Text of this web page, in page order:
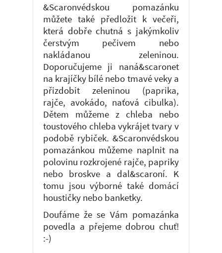
&Scaronvédskou pomazánku
můžete také předložit k večeři,
která dobře chutná s jakýmkoliv
čerstvým pečivem nebo
nakládanou zeleninou.
Doporučujeme ji naná&scaronet
na krajíčky bílé nebo tmavé veky a
přizdobit zeleninou (paprika,
rajče, avokádo, naťová cibulka).
Dětem můžeme z chleba nebo
toustového chleba vykrájet tvary v
podobě rybiček. &Scaronvédskou
pomazánkou můžeme naplnit na
polovinu rozkrojené rajče, papriky
nebo broskve a dal&scaroní. K
tomu jsou výborné také domácí
houstičky nebo banketky.
Doufáme že se Vám pomazánka
povedla a přejeme dobrou chuť!
:-)